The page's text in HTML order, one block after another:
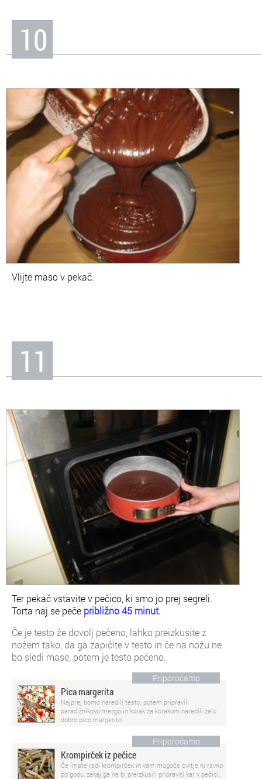
10
Vlijte maso v pekač.
11
Ter pekač vstavite v pečico, ki smo jo prej segreli.
Torta naj se peče približno 45 minut.
Če je testo že dovolj pečeno, lahko preizkusite z
nožem tako, da ga zapičite v testo in če na nožu ne
bo sledi mase, potem je testo pečeno.
Priporočamo
Pica margerita
Najprej bomo naredili testo, potem pripravili
paradižnikovo mezgo in korak za korakom naredili zelo
dobro pico margerito.
Priporočamo
Krompirček iz pečice
Če imate radi krompirček in vam mogoče cvrtje ni ravno
po godu, zakaj ga ne bi preizkusili pripraviti kar v pečici.